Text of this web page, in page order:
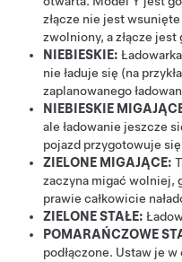
złącze nie jest
zwolniony, a złącze
NIEBIESKIE:
nie ładuje się (na
zaplanowanego
NIEBIESKIE
ale ładowanie jeszcze
pojazd przygotowuje się
ZIELONE MIGAJĄCE:
zaczyna migać wolniej,
prawie całkowicie
ZIELONE STAŁE:
POMARAŃCZOWE
podłączone. Ustaw je